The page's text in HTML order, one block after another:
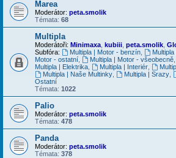
Marea
Moderátor: peta.smolik
Témata: 68
Multipla
Moderátoři: Minimaxa kubiii peta.smolik
Subfóra:
Multipla | Motor - benzín,
Motor - ostatní
Multipla | Motor - všeobecně,
Multipla | Elektrika
Multipla | Interiér,
Multipla | Naše Multinky, Multipla | Srazy,
Ostatní
Témata: 1022
Palio
Moderátor: peta.smolik
Témata: 478
Panda
Moderátor: peta.smolik
Témata: 378